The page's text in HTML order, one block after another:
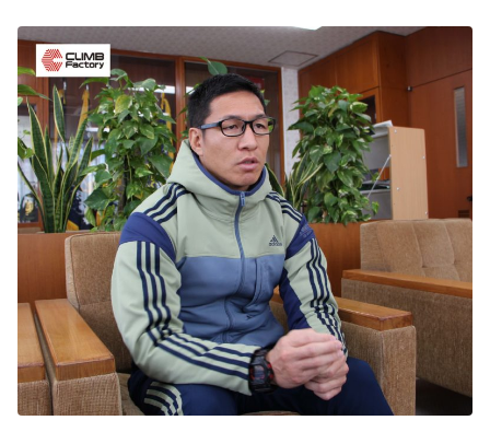
e
b
o
o
k
l
a
d
s